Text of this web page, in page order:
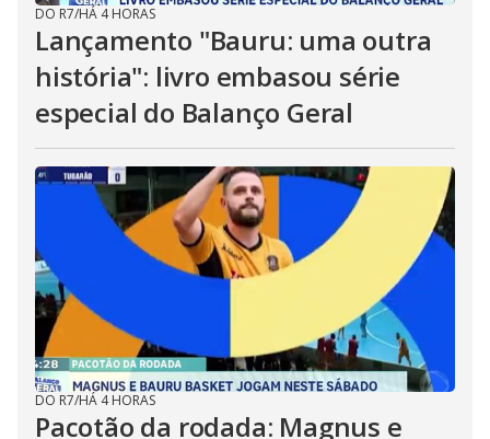
DO R7/HÁ 4 HORAS
Lançamento "Bauru: uma outra
história": livro embasou série
especial do Balanço Geral
DO R7/HÁ 4 HORAS
Pacotão da rodada: Magnus e